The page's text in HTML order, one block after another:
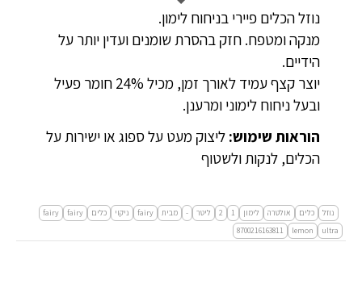
נוזל הכלים פיירי בניחוח לימון.
מנקה ומטפח. חזק בהסרת שומנים ועדין יותר על
הידיים.
יוצר קצף עמיד לאורך זמן, מכיל 24% חומר פעיל
ובעל ניחוח לימוני ומרענן.
הוראות שימוש: ליצוק מעט על ספוג או ישירות על
הכלים, לנקות ולשטוף
נוזל כלים אולטרה לימון 1
2 ליטר - מבית fairy ניקוי כלים fairy
fairy
ultra
lemon
8700216163811